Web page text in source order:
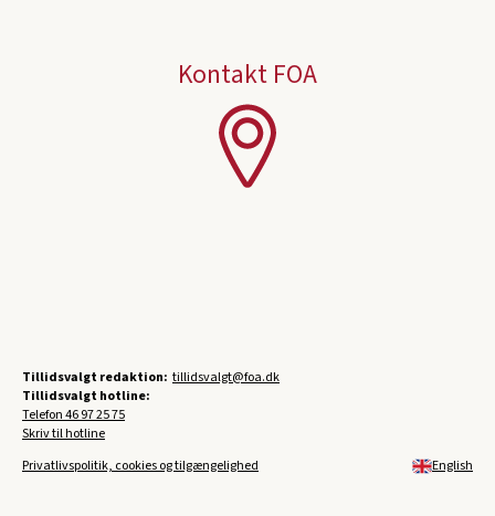
Kontakt FOA
Tillidsvalgt redaktion: tillidsvalgt@foa.dk
Tillidsvalgt hotline:
Telefon46 97 25 75
Skriv til hotline
Privatlivspolitik, cookies og tilgængelighed
English